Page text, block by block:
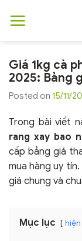
đến
Giá 1kg cà
2025: Bảng
Posted on 15/11/
Trong bài viết
rang xay bao
cấp bảng giá
mua hàng uy
giá chung và
Mục lục hiện